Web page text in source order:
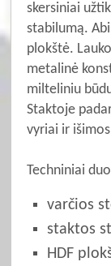
skersiniai
stabilumą.
plokštė.
metalinė
milteliniu
Staktoje
vyriai ir
Techniniai
varčios
staktos
HDF